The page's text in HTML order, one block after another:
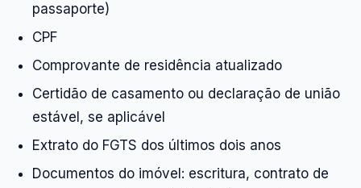
passaporte)
CPF
Comprovante de residência atualizado
Certidão de casamento ou declaração de união
estável, se aplicável
Extrato do FGTS dos últimos dois anos
Documentos do imóvel: escritura, contrato de